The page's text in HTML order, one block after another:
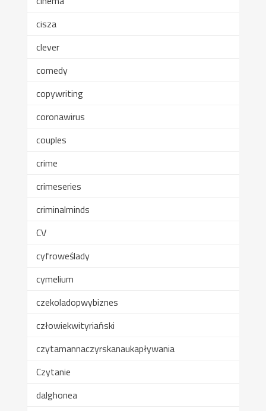
cisza
clever
comedy
copywriting
coronawirus
couples
crime
crimeseries
criminalminds
CV
cyfroweślady
cymelium
czekoladopwybiznes
człowiekwityriański
czytamannaczyrskanaukapływania
Czytanie
dalghonea